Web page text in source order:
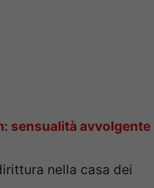
sensualità avvolgente
nella casa dei